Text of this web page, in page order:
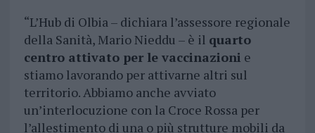
“L’Hub di Olbia – dichiara l’assessore regionale
della Sanità, Mario Nieddu – è il quarto
centro attivato per le vaccinazioni e
stiamo lavorando per attivarne altri sul
territorio. Abbiamo anche avviato
un’interlocuzione con la Croce Rossa per
l’allestimento di una o più strutture mobili da